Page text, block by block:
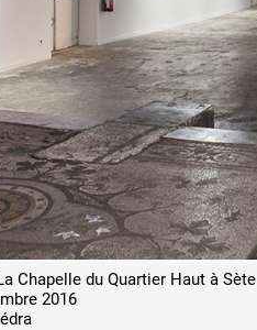
Chapelle du Quartier Haut à Sète
2016